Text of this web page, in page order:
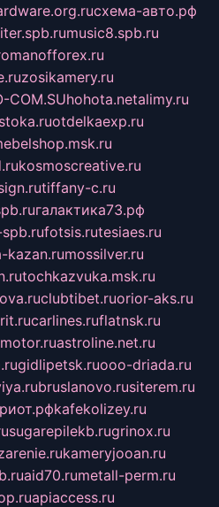
схема-авто.рф
music8.spb.ru
zosikamery.ru
COM.SUhohota.netalimy.ru
otdelkaexp.ru
kosmoscreative.ru
tiffany-c.ru
галактика73.рф
fotsis.rutesiaes.ru
kazan.rumossilver.ru
tochkazvuka.msk.ru
clubtibet.ruorior-aks.ru
carlines.ruflatnsk.ru
astroline.net.ru
gidlipetsk.ruooo-driada.ru
bruslanovo.rusiterem.ru
kafekolizey.ru
sugarepilekb.rugrinox.ru
kameryjooan.ru
aid70.rumetall-perm.ru
apiaccess.ru